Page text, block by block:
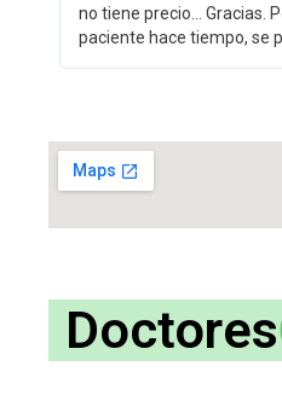
no tiene precio... Gracias.
paciente hace tiempo, se